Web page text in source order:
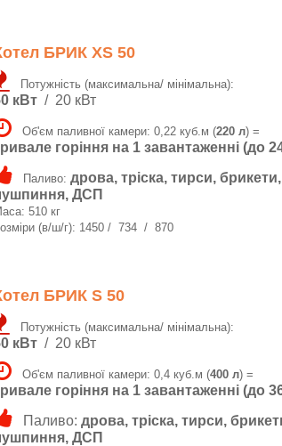
БРИК XS 50
Потужність (максимальна/ мінімальна):
кВт / 20 кВт
Об'єм паливної камери: 0,22 куб.м (220 л) =
горіння на 1 завантаженні (до
Паливо: дрова, тріска, тирси,
ДСП
510 кг
(в/ш/г): 1450 / 734 / 870
БРИК S 50
Потужність (максимальна/ мінімальна):
кВт / 20 кВт
Об'єм паливної камери: 0,4 куб.м (400 л) =
горіння на 1 завантаженні (до
Паливо: дрова, тріска, тирси,
ДСП